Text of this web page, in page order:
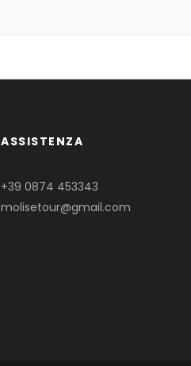
ASSISTENZA
+39 0874 453343
molisetour@gmail.com